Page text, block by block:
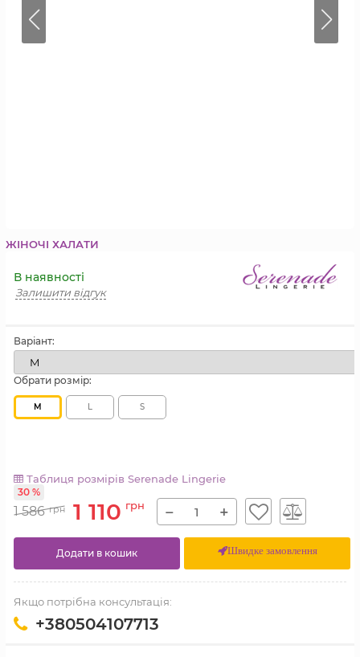
ЖІНОЧІ ХАЛАТИ
Залишити відгук
В наявності
Варіант:
Обрати розмір:
M L S
Таблиця розмірів Serenade Lingerie
1 586 грн 1 110 грн
30 %
− +
Додати в кошик Швидке замовлення
Якщо потрібна консультація:
+380504107713